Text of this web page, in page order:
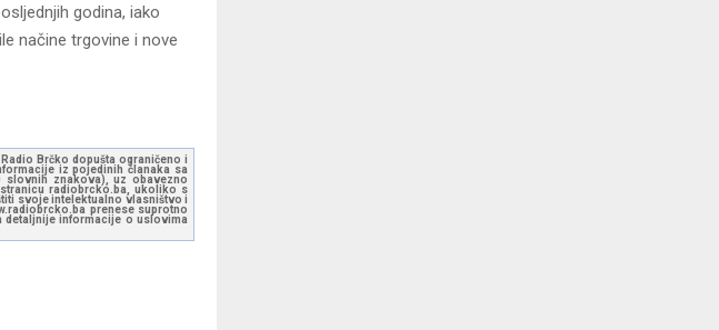
godina, iako
načine trgovine i nove
Brčko dopušta ograničeno i
iz pojedinih članaka sa
slovnih znakova), uz obavezno
radiobrcko.ba, ukoliko s
svoje intelektualno vlasništvo i
prenese suprotno
detaljnije informacije o uslovima